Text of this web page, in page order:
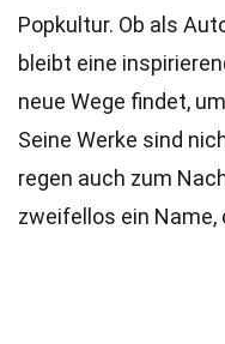
Popkultur. Ob als
bleibt eine
neue Wege findet,
Seine Werke sind
regen auch zum
zweifellos ein